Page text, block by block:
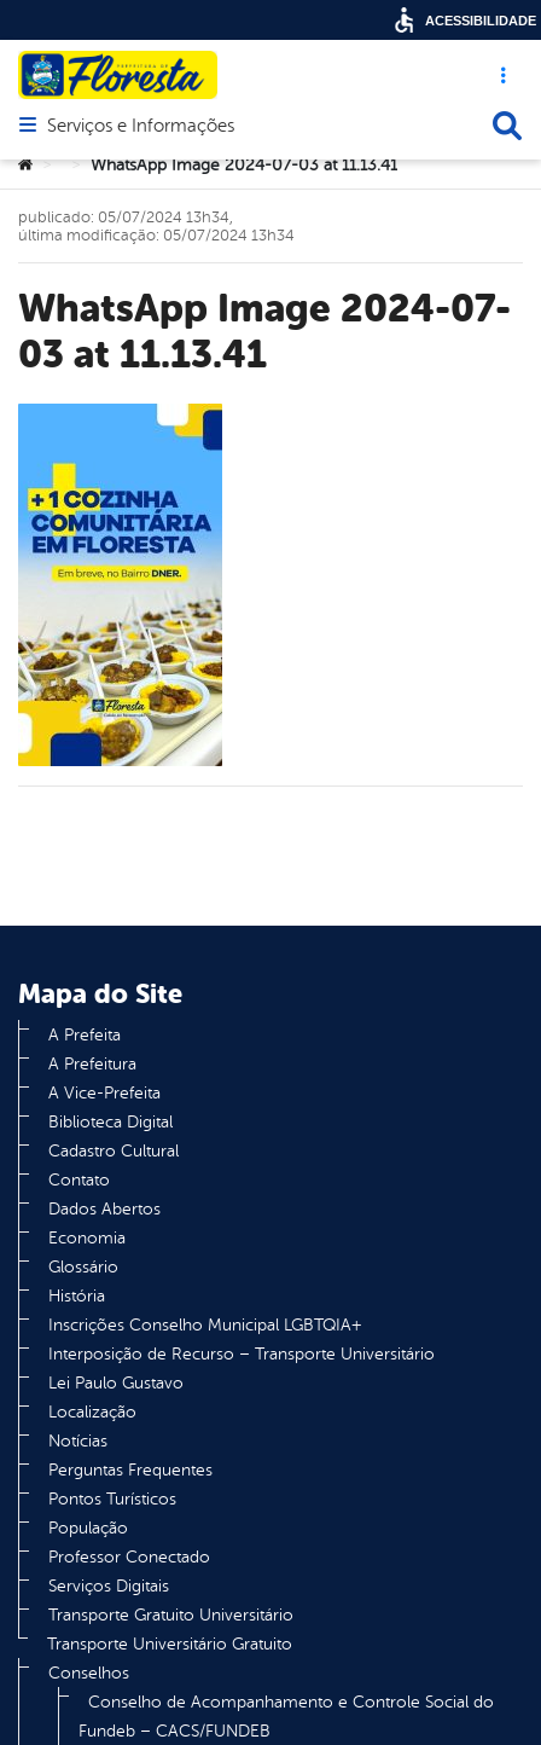
Acesso
Abrir menu principal de navegação
Serviços e Informações
Você está aqui:
> > WhatsApp Image 2024-07-03 at 11.13.41
WhatsApp Image 2024-07-
03 at 11.13.41
publicado: 05/07/2024 13h34,
última modificação: 05/07/2024 13h34
Mapa do Site
A Prefeita
A Prefeitura
A Vice-Prefeita
Biblioteca Digital
Cadastro Cultural
Contato
Dados Abertos
Economia
Glossário
História
Inscrições Conselho Municipal LGBTQIA+
Interposição de Recurso – Transporte Universitário
Lei Paulo Gustavo
Localização
Notícias
Perguntas Frequentes
Pontos Turísticos
População
Professor Conectado
Serviços Digitais
Transporte Gratuito Universitário
Transporte Universitário Gratuito
Conselhos
Conselho de Acompanhamento e Controle Social do
Fundeb – CACS/FUNDEB
ACESSIBILIDADE